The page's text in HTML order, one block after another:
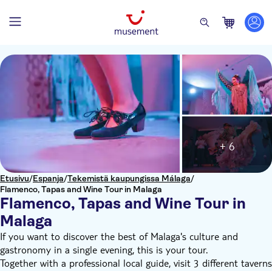
Etusivu/Espanja/Tekemistä kaupungissa Málaga/
Flamenco, Tapas and Wine Tour in Malaga
Flamenco, Tapas and Wine Tour in
Malaga
+ 6
If you want to discover the best of Malaga's culture and
gastronomy in a single evening, this is your tour.
Together with a professional local guide, visit 3 different taverns